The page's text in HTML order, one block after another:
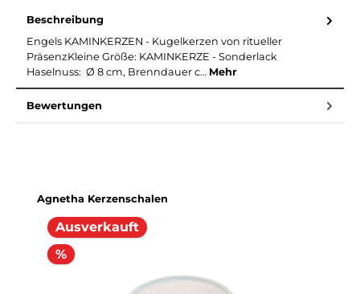
Beschreibung
Engels KAMINKERZEN - Kugelkerzen von ritueller
PräsenzKleine Größe: KAMINKERZE - Sonderlack
Haselnuss: Ø 8 cm, Brenndauer c… Mehr
Bewertungen
Produktgalerie überspringen
Agnetha Kerzenschalen
Ausverkauft
%